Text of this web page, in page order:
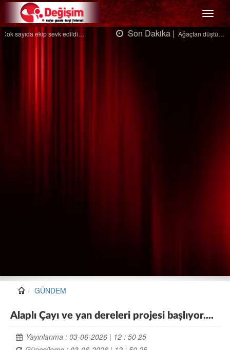
Menü
Son Dakika |Ağaçtan düştü…
GÜNDEM
Alaplı Çayı ve yan dereleri projesi başlıyor....
Yayınlanma : 03-06-2026 | 12 : 50 25